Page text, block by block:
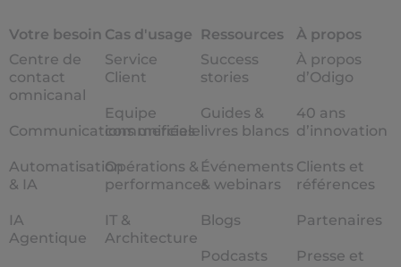
Votre besoin
Centre de
contact
omnicanal
Communications unifiées
Automatisation
& IA
IA
Agentique
Cas d'usage
Service
Client
Equipe
commerciale
Opérations &
performances
IT &
Architecture
Ressources
Success
stories
Guides &
livres blancs
Événements
& webinars
Blogs
Podcasts
À propos
À propos
d’Odigo
40 ans
d’innovation
Clients et
références
Partenaires
Presse et